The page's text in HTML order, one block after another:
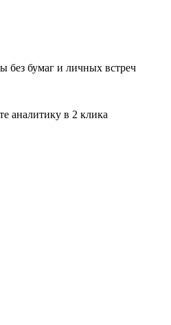
без бумаг и личных встреч
аналитику в 2 клика